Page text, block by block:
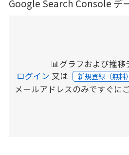
Google Search Console デ
📊グラフおよび推移
ログイン 又は 新規登録（無料
メールアドレスのみですぐに